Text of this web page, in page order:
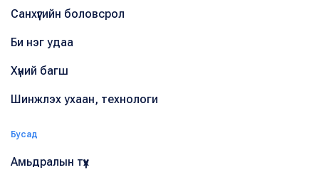
Санхүүгийн боловсрол
Би нэг удаа
Хүний багш
Шинжлэх ухаан, технологи
Бусад
Амьдралын түүх